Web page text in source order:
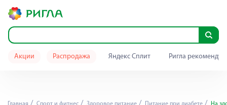
Акции Распродажа Яндекс Сплит Ригла